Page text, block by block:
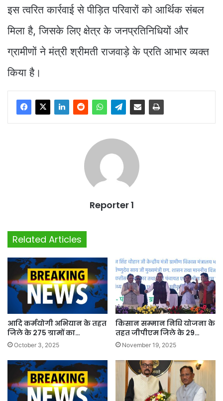
इस त्वरित कार्रवाई से पीड़ित परिवारों को आर्थिक संबल
मिला है, जिसके लिए क्षेत्र के जनप्रतिनिधियों और
ग्रामीणों ने मंत्री श्रीमती राजवाड़े के प्रति आभार व्यक्त
किया है।
Reporter 1
Related Articles
आदि कर्मयोगी अभियान के तहत
जिले के 275 ग्रामों का…
October 3, 2025
किसान सम्मान निधि योजना के
तहत जीपीएम जिले के 29…
November 19, 2025